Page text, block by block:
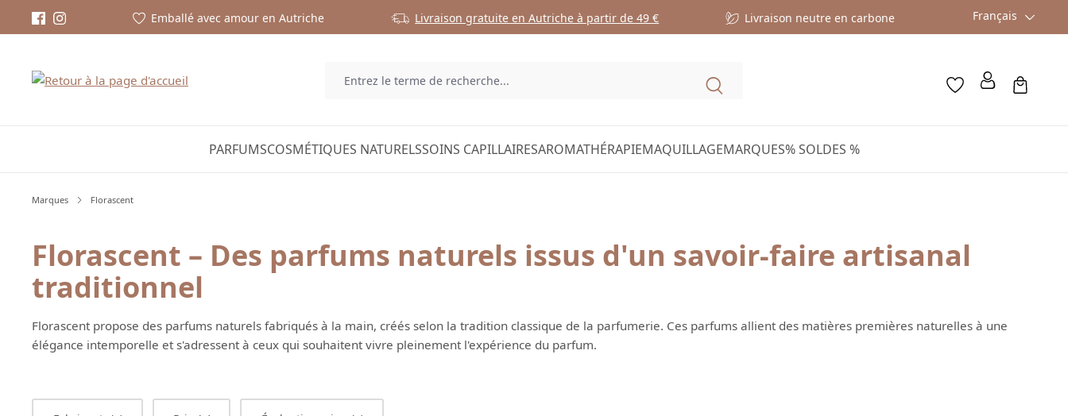
Emballé avec amour en Autriche Livraison gratuite en Autriche à partir de 49 € Livraison neutre en carbone Français
PARFUMSCOSMÉTIQUES NATURELSSOINS CAPILLAIRESAROMATHÉRAPIEMAQUILLAGEMARQUES% SOLDES %
Marques Florascent
Florascent – Des parfums naturels issus d'un savoir-faire artisanal
traditionnel
Florascent propose des parfums naturels fabriqués à la main, créés selon la tradition classique de la parfumerie. Ces parfums allient des matières premières naturelles à une
élégance intemporelle et s'adressent à ceux qui souhaitent vivre pleinement l'expérience du parfum.